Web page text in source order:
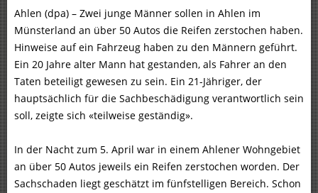
Ahlen (dpa) – Zwei junge Männer sollen in Ahlen im
Münsterland an über 50 Autos die Reifen zerstochen haben.
Hinweise auf ein Fahrzeug haben zu den Männern geführt.
Ein 20 Jahre alter Mann hat gestanden, als Fahrer an den
Taten beteiligt gewesen zu sein. Ein 21-Jähriger, der
hauptsächlich für die Sachbeschädigung verantwortlich sein
soll, zeigte sich «teilweise geständig».
In der Nacht zum 5. April war in einem Ahlener Wohngebiet
an über 50 Autos jeweils ein Reifen zerstochen worden. Der
Sachschaden liegt geschätzt im fünfstelligen Bereich. Schon